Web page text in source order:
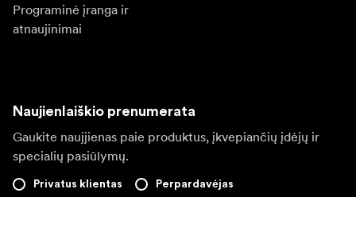
Programinė įranga ir
atnaujinimai
Naujienlaiškio prenumerata
Gaukite naujjienas paie produktus, įkvepiančių įdėjų ir
specialių pasiūlymų.
Privatus klientas Perpardavėjas